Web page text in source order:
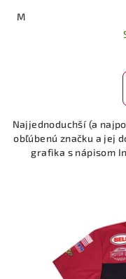
M
Najjednoduchší (a
obľúbenú značku a jej
grafika s nápisom